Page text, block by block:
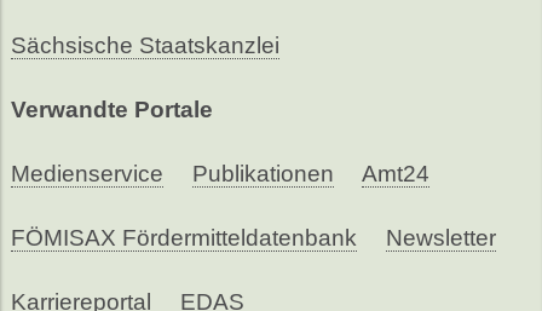
Sächsische Staatskanzlei
Verwandte Portale
Medienservice Publikationen Amt24
FÖMISAX Fördermitteldatenbank Newsletter
Karriereportal EDAS